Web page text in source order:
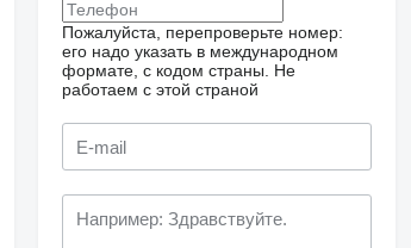
Пожалуйста, перепроверьте номер:
его надо указать в международном
формате, с кодом страны.
Не
работаем с этой страной